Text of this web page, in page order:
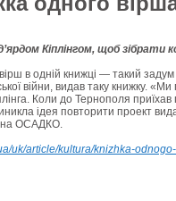
Кіплінгом, щоб зібрати
в одній книжці — такий
війни, видав таку книжку.
Коли до Тернополя
ідея повторити проект
ОСАДКО.
uk/article/kultura/knizhka-